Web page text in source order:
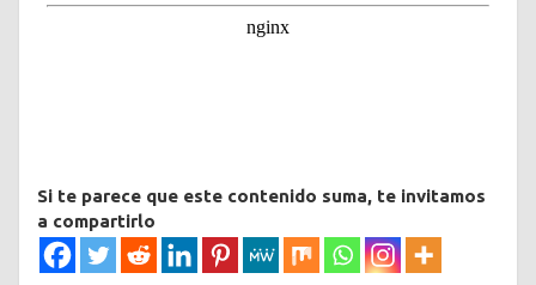
Si te parece que este contenido suma, te invitamos
a compartirlo